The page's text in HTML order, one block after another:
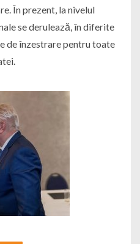
În prezent, la nivelul
se derulează, în diferite
de înzestrare pentru toate